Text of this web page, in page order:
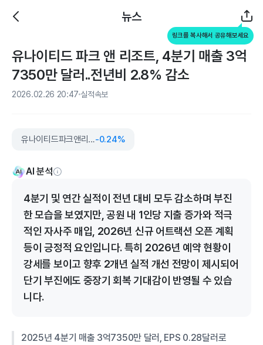
뉴스
링크를 복사해서 공유해보세요
유나이티드 파크 앤 리조트, 4분기 매출 3억
7350만 달러..전년비 2.8% 감소
2026.02.26 20:47 실적속보
유나이티드파크앤리조트-0.24%
AI 분석
4분기 및 연간 실적이 전년 대비 모두 감소하며 부진
한 모습을 보였지만, 공원 내 1인당 지출 증가와 적극
적인 자사주 매입, 2026년 신규 어트랙션 오픈 계획
등이 긍정적 요인입니다. 특히 2026년 예약 현황이
강세를 보이고 향후 2개년 실적 개선 전망이 제시되어
단기 부진에도 중장기 회복 기대감이 반영될 수 있습
니다.
2025년 4분기 매출 3억7350만 달러, EPS 0.28달러로